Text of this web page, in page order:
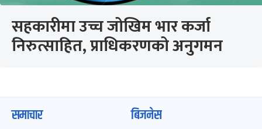
सहकारीमा उच्च जोखिम भार कर्जा
निरुत्साहित, प्राधिकरणको अनुगमन
समाचार बिजनेस